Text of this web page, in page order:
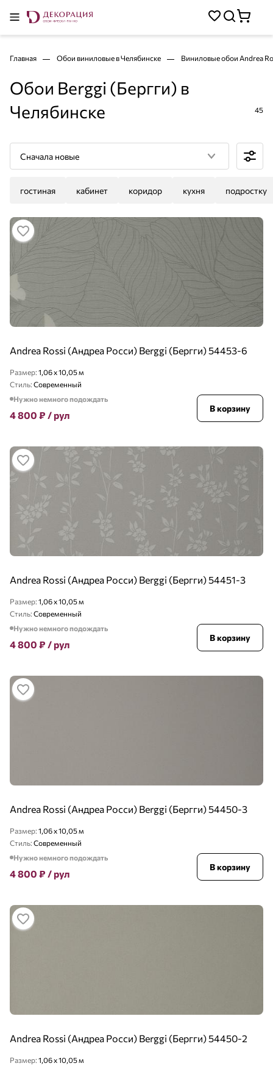
Главная Обои виниловые в Челябинске Виниловые обои Andrea
Обои Berggi (Бергги) в
Челябинске
45
Сначала новые
гостиная кабинет коридор кухня подростку
Andrea Rossi (Андреа Росси) Berggi (Бергги) 54453-6
Размер: 1,06 x 10,05 м
Стиль: Современный
Нужно немного подождать
4 800 ₽ / рул
В корзину
Andrea Rossi (Андреа Росси) Berggi (Бергги) 54451-3
Размер: 1,06 x 10,05 м
Стиль: Современный
Нужно немного подождать
4 800 ₽ / рул
В корзину
Andrea Rossi (Андреа Росси) Berggi (Бергги) 54450-3
Размер: 1,06 x 10,05 м
Стиль: Современный
Нужно немного подождать
4 800 ₽ / рул
В корзину
Andrea Rossi (Андреа Росси) Berggi (Бергги) 54450-2
Размер: 1,06 x 10,05 м